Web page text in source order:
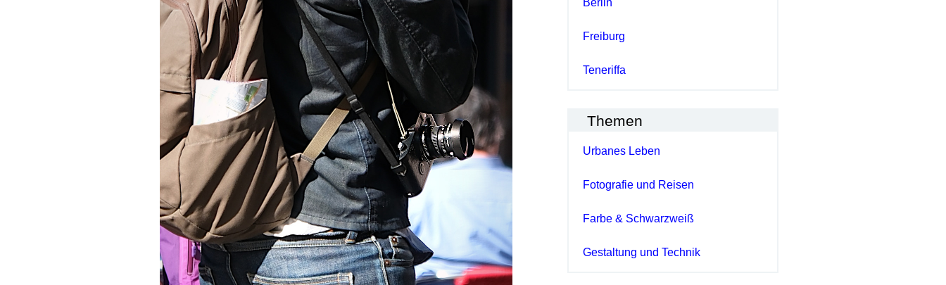
Freiburg
Teneriffa
Themen
Urbanes Leben
Fotografie und Reisen
Farbe & Schwarzweiß
Gestaltung und Technik